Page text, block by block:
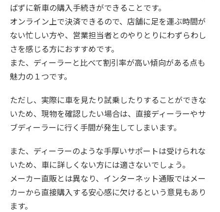
ばずに新車の購入手続きができることです。
オンライン上で決済できるので、店舗に足を運ぶ時間が
ない忙しい方や、営業担当者とのやりとりにわずらわし
さを感じる方におすすめです。
また、ディーラーと比べて割引率が高い傾向がある点も
魅力の１つです。
ただし、実際に車を見たり試乗したりすることができな
いため、現物を確認したい場合は、直接ディーラーやサ
ブディーラーに行く手間が発生してしまいます。
また、ディーラーのような手厚いサポートは受けられな
いため、車に詳しくない方には適さないでしょう。
メーカー直販とは異なり、インターネット通販ではメー
カーから直接購入する安心感に欠けるという意見もあり
ます。